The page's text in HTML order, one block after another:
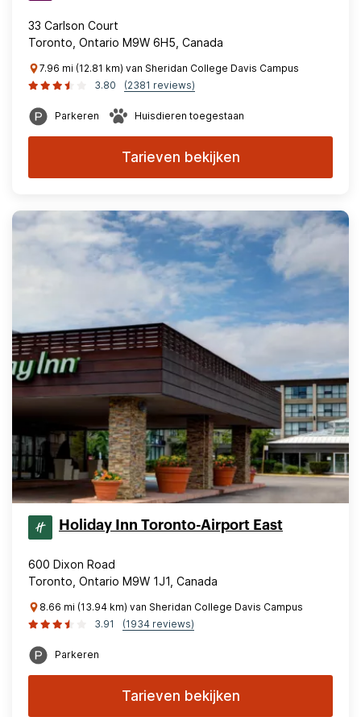
33 Carlson Court
Toronto, Ontario M9W 6H5, Canada
7.96 mi (12.81 km) van Sheridan College Davis Campus
3.80
(2381 reviews)
Parkeren Huisdieren toegestaan
Tarieven bekijken
Holiday Inn Toronto-Airport East
600 Dixon Road
Toronto, Ontario M9W 1J1, Canada
8.66 mi (13.94 km) van Sheridan College Davis Campus
3.91
(1934 reviews)
Parkeren
Tarieven bekijken